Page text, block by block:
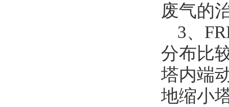
废气的
3、
分布比
塔内端
地缩小